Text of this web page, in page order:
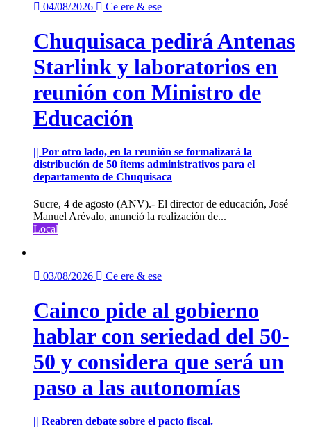
04/08/2026 Ce ere & ese
Chuquisaca pedirá Antenas
Starlink y laboratorios en
reunión con Ministro de
Educación
|| Por otro lado, en la reunión se formalizará la
distribución de 50 ítems administrativos para el
departamento de Chuquisaca
Sucre, 4 de agosto (ANV).- El director de educación, José
Manuel Arévalo, anunció la realización de...
Local
03/08/2026 Ce ere & ese
Cainco pide al gobierno
hablar con seriedad del 50-
50 y considera que será un
paso a las autonomías
|| Reabren debate sobre el pacto fiscal.